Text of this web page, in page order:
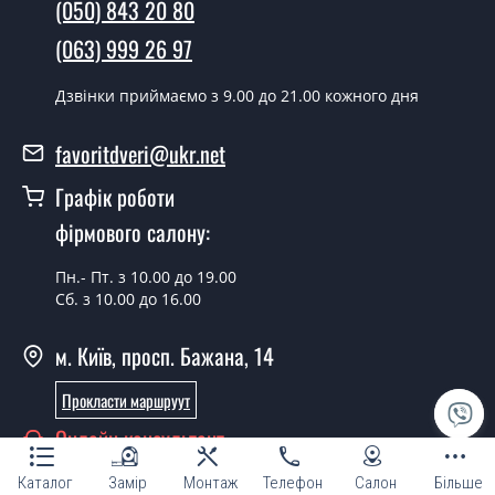
Каталог Замір Монтаж Телефон Салон Більше
Так робимо. Монтаж міжкімнатних дверей ТМ Фаворит
проводиться згідно з чергою, у всі дні крім неділі.
Скільки коштує встановлення дверей
Modern-21?
Вартість встановлення дверей Modern-21 - от 1800
Можна на сьогодні викликати
замірника?
Так можна.
двері фаворит?
Так, ми маємо великий асортимент готових
міжкімнатних дверей ТМ Фаворит.
Ви робите нестандартні міжкімнатні
(050) 843 20 80
(063) 999 26 97
Дзвінки приймаємо з 9.00 до 21.00 кожного дня
favoritdveri@ukr.net
Графік роботи
фірмового салону:
Пн.- Пт. з 10.00 до 19.00
Сб. з 10.00 до 16.00
м. Київ, просп. Бажана, 14
Прокласти маршруут
Онлайн консультант